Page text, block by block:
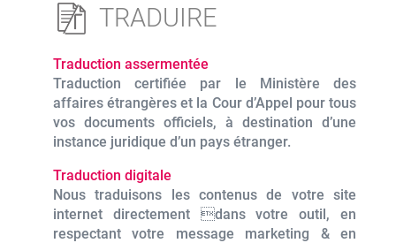
TRADUIRE
Traduction assermentée
Traduction certifiée par le Ministère des
affaires étrangères et la Cour d’Appel pour tous
vos documents officiels, à destination d’une
instance juridique d’un pays étranger.
Traduction digitale
Nous traduisons les contenus de votre site
internet directement dans votre outil, en
respectant votre message marketing & en